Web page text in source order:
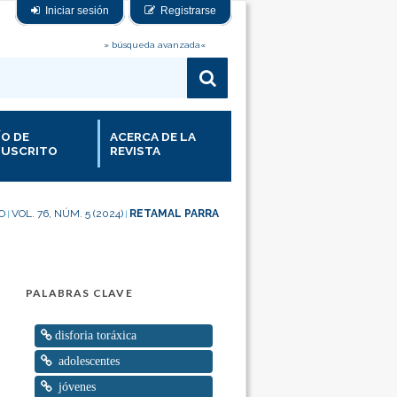
Iniciar sesión Registrarse
» búsqueda avanzada«
DE
ACERCA DE LA
REVISTA
VOL. 76, NÚM. 5 (2024) RETAMAL PARRA
PALABRAS CLAVE
disforia toráxica
adolescentes
jóvenes